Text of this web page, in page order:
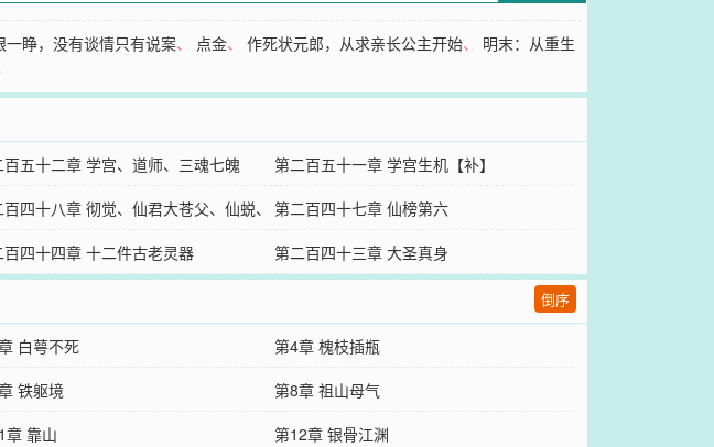
一睁，没有谈情只有说案、 点金、作死状元郎，从求亲长公主开始、 明末：从重生
百五十二章 学宫、道师、三魂七魄
】
第二百五十一章 学宫生机【补】
四十八章 彻觉、仙君大苍父、仙蜕、
降临？
第二百四十七章 仙榜第六
百四十四章 十二件古老灵器 第二百四十三章 大圣真身
倒序
白萼不死
第4章 槐枝插瓶
铁躯境
第8章 祖山母气
章 靠山
第12章 银骨江渊